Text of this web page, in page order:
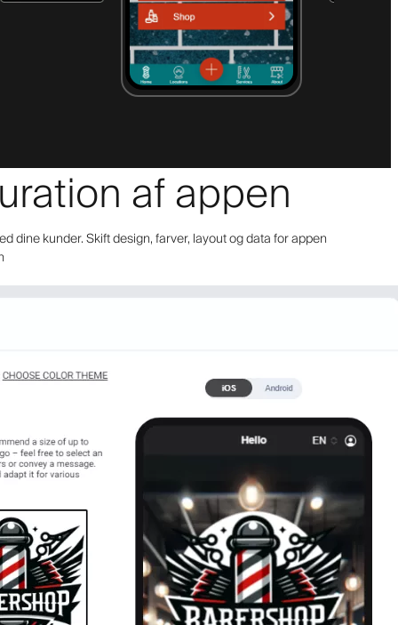
af appen
dine kunder. Skift design, farver, layout og data for appen